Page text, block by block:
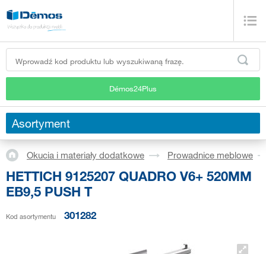
Démos24Plus
Asortyment
Okucia i materiały dodatkowe Prowadnice meblowe
HETTICH 9125207 QUADRO V6+ 520MM
EB9,5 PUSH T
Kod asortymentu 301282